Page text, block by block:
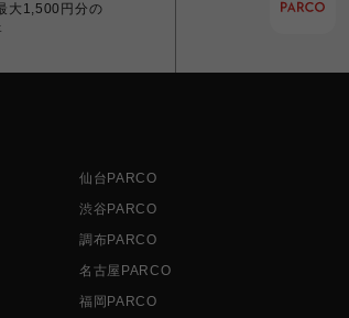
大1,500円分の
仙台PARCO
渋谷PARCO
調布PARCO
名古屋PARCO
福岡PARCO